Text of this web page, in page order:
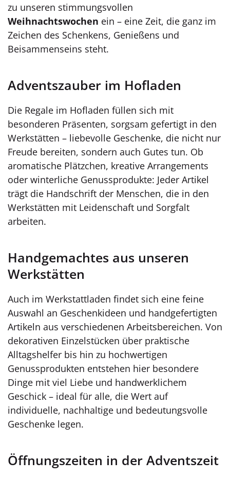
zu unseren stimmungsvollen
Weihnachtswochen ein – eine Zeit, die ganz im
Zeichen des Schenkens, Genießens und
Beisammenseins steht.
Adventszauber im Hofladen
Die Regale im Hofladen füllen sich mit
besonderen Präsenten, sorgsam gefertigt in den
Werkstätten – liebevolle Geschenke, die nicht nur
Freude bereiten, sondern auch Gutes tun. Ob
aromatische Plätzchen, kreative Arrangements
oder winterliche Genussprodukte: Jeder Artikel
trägt die Handschrift der Menschen, die in den
Werkstätten mit Leidenschaft und Sorgfalt
arbeiten.
Handgemachtes aus unseren
Werkstätten
Auch im Werkstattladen findet sich eine feine
Auswahl an Geschenkideen und handgefertigten
Artikeln aus verschiedenen Arbeitsbereichen. Von
dekorativen Einzelstücken über praktische
Alltagshelfer bis hin zu hochwertigen
Genussprodukten entstehen hier besondere
Dinge mit viel Liebe und handwerklichem
Geschick – ideal für alle, die Wert auf
individuelle, nachhaltige und bedeutungsvolle
Geschenke legen.
Öffnungszeiten in der Adventszeit